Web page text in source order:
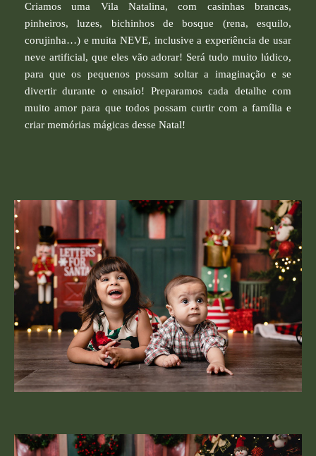
Criamos uma Vila Natalina, com casinhas brancas,
pinheiros, luzes, bichinhos de bosque (rena, esquilo,
corujinha…) e muita NEVE, inclusive a experiência de usar
neve artificial, que eles vão adorar! Será tudo muito lúdico,
para que os pequenos possam soltar a imaginação e se
divertir durante o ensaio! Preparamos cada detalhe com
muito amor para que todos possam curtir com a família e
criar memórias mágicas desse Natal!